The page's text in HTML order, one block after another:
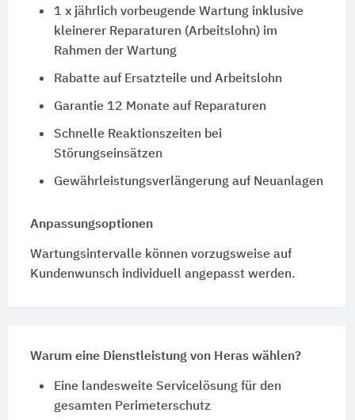
1 x jährlich vorbeugende Wartung inklusive
kleinerer Reparaturen (Arbeitslohn) im
Rahmen der Wartung
Rabatte auf Ersatzteile und Arbeitslohn
Garantie 12 Monate auf Reparaturen
Schnelle Reaktionszeiten bei
Störungseinsätzen
Gewährleistungsverlängerung auf Neuanlagen
Anpassungsoptionen
Wartungsintervalle können vorzugsweise auf
Kundenwunsch individuell angepasst werden.
Warum eine Dienstleistung von Heras wählen?
Eine landesweite Servicelösung für den
gesamten Perimeterschutz